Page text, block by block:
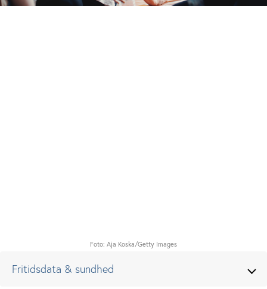
Foto: Aja Koska/Getty Images
Fritidsdata & sundhed